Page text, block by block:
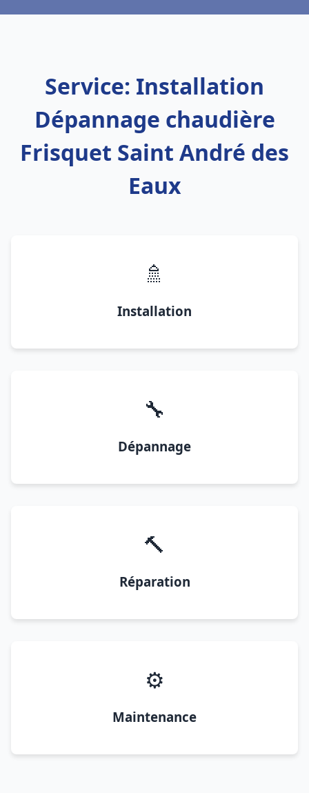
Service: Installation
Dépannage chaudière
Frisquet Saint André des
Eaux
🚿
Installation
🔧
Dépannage
🔨
Réparation
⚙️
Maintenance